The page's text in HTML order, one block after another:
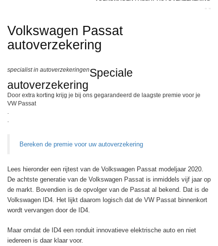
Volkswagen Passat
autoverzekering
specialist in autoverzekeringenSpeciale
autoverzekering
Door extra korting krijg je bij ons gegarandeerd de laagste premie voor je
VW Passat
.
.
Bereken de premie voor uw autoverzekering
Lees hieronder een rijtest van de Volkswagen Passat modeljaar 2020.
De achtste generatie van de Volkswagen Passat is inmiddels vijf jaar op
de markt. Bovendien is de opvolger van de Passat al bekend. Dat is de
Volkswagen ID4. Het lijkt daarom logisch dat de VW Passat binnenkort
wordt vervangen door de ID4.
Maar omdat de ID4 een ronduit innovatieve elektrische auto en niet
iedereen is daar klaar voor.